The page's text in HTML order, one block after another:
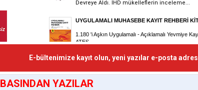
E-bültenimize kayıt olun, yeni yazılar e-posta
BASINDAN YAZILAR